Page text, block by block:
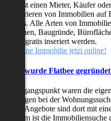
suchst einen Mieter, Käufer
Inserieren von Immobilien auf
Alle Arten von
Baugründe,
gratis inseriert werden.
deine Immobilie jetzt online!
wurde Flatbee
Ausgangspunkt waren die
bei der
alle Angebote sind dort mit
ist die Immobiliensuche